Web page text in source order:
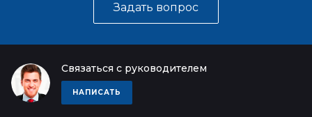
Задать вопрос
Связаться с руководителем
НАПИСАТЬ